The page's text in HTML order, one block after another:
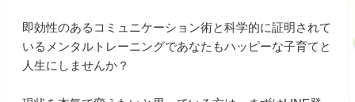
即効性のあるコミュニケーション術と科学的に証明されて
いるメンタルトレーニングであなたもハッピーな子育てと
人生にしませんか？